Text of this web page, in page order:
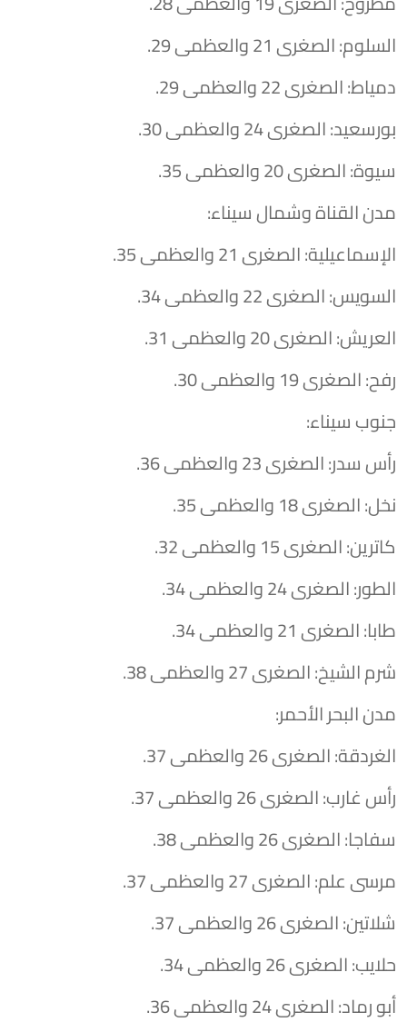
​السلوم: الصغرى 21 والعظمى 29.
​دمياط: الصغرى 22 والعظمى 29.
​بورسعيد: الصغرى 24 والعظمى 30.
​سيوة: الصغرى 20 والعظمى 35.
​مدن القناة وشمال سيناء:
​الإسماعيلية: الصغرى 21 والعظمى 35.
​السويس: الصغرى 22 والعظمى 34.
​العريش: الصغرى 20 والعظمى 31.
​رفح: الصغرى 19 والعظمى 30.
​جنوب سيناء:
​رأس سدر: الصغرى 23 والعظمى 36.
​نخل: الصغرى 18 والعظمى 35.
​كاترين: الصغرى 15 والعظمى 32.
​الطور: الصغرى 24 والعظمى 34.
​طابا: الصغرى 21 والعظمى 34.
​شرم الشيخ: الصغرى 27 والعظمى 38.
​مدن البحر الأحمر:
​الغردقة: الصغرى 26 والعظمى 37.
​رأس غارب: الصغرى 26 والعظمى 37.
​سفاجا: الصغرى 26 والعظمى 38.
​مرسى علم: الصغرى 27 والعظمى 37.
​شلاتين: الصغرى 26 والعظمى 37.
​حلايب: الصغرى 26 والعظمى 34.
​أبو رماد: الصغرى 24 والعظمى 36.